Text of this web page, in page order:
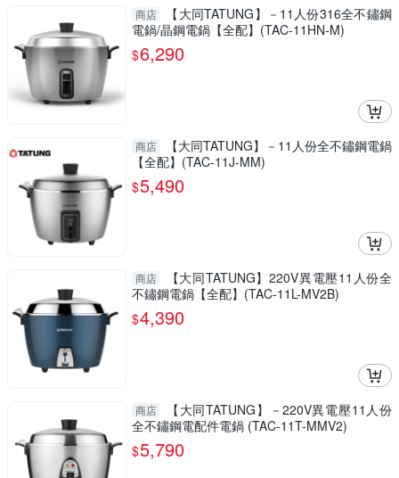
商店
【大同TATUNG】－11人份316全不鏽鋼
電鍋/晶鋼電鍋【全配】(TAC-11HN-M)
$6,290
商店
【大同TATUNG】－11人份全不鏽鋼電鍋
【全配】(TAC-11J-MM)
$5,490
商店
【大同TATUNG】220V異電壓11人份全
不鏽鋼電鍋【全配】(TAC-11L-MV2B)
$4,390
商店
【大同TATUNG】－220V異電壓11人份
全不鏽鋼電配件電鍋 (TAC-11T-MMV2)
$5,790